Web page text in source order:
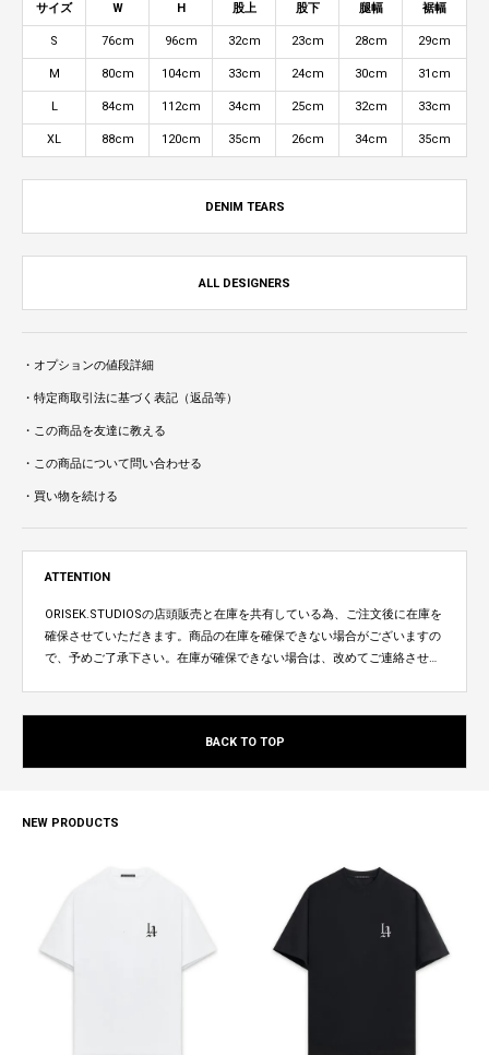
サイズ W H 股上 股下 腿幅 裾幅
S 76cm 96cm 32cm 23cm 28cm 29cm
M 80cm 104cm 33cm 24cm 30cm 31cm
L 84cm 112cm 34cm 25cm 32cm 33cm
XL 88cm 120cm 35cm 26cm 34cm 35cm
DENIM TEARS
ALL DESIGNERS
・オプションの値段詳細
・特定商取引法に基づく表記（返品等）
・この商品を友達に教える
・この商品について問い合わせる
・買い物を続ける
ATTENTION
ORISEK.STUDIOSの店頭販売と在庫を共有している為、ご注文後に在庫を
確保させていただきます。商品の在庫を確保できない場合がございますの
で、予めご了承下さい。在庫が確保できない場合は、改めてご連絡させて
BACK TO TOP
NEW PRODUCTS